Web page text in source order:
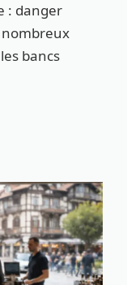
: danger
nombreux
bancs